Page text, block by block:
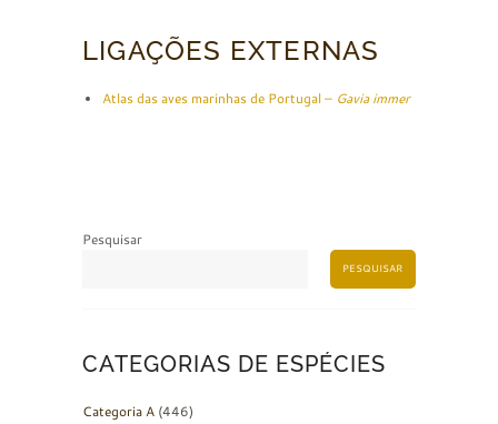
LIGAÇÕES EXTERNAS
Atlas das aves marinhas de Portugal – Gavia immer
Pesquisar
PESQUISAR
CATEGORIAS DE ESPÉCIES
Categoria A (446)